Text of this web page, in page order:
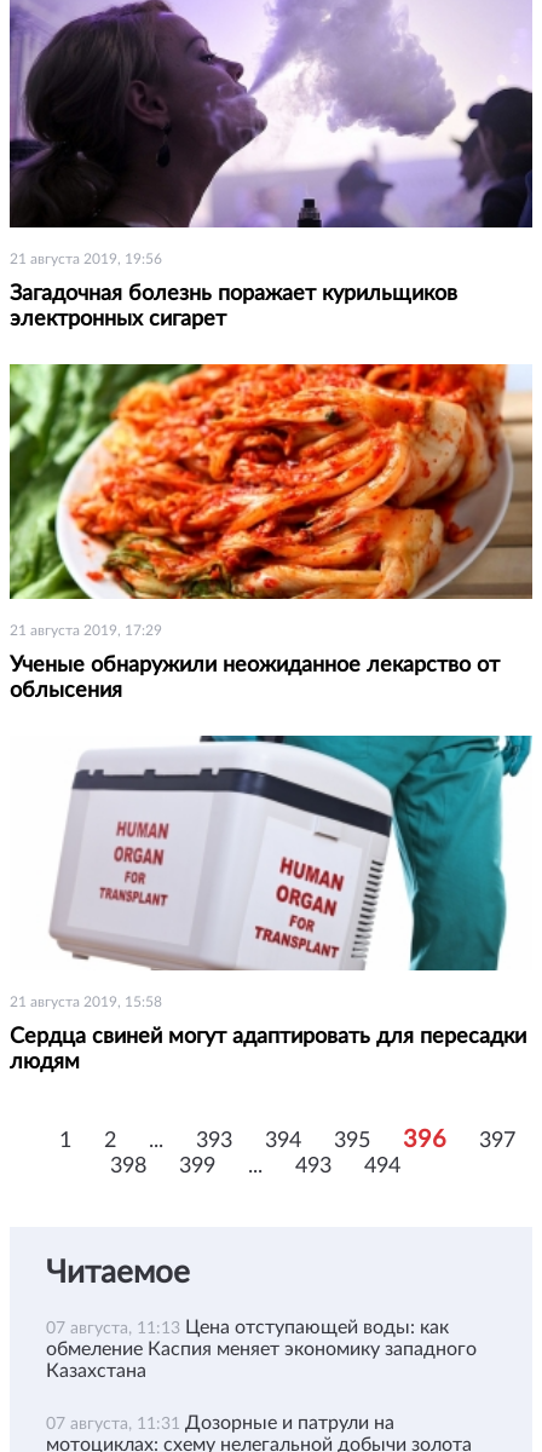
21 августа 2019, 19:56
Загадочная болезнь поражает курильщиков
электронных сигарет
21 августа 2019, 17:29
Ученые обнаружили неожиданное лекарство от
облысения
21 августа 2019, 15:58
Сердца свиней могут адаптировать для пересадки
людям
1 2 ... 393 394 395 396
397
398
399 ... 493 494
Читаемое
07 августа, 11:13 Цена отступающей воды: как
обмеление Каспия меняет экономику западного
Казахстана
07 августа, 11:31 Дозорные и патрули на
мотоциклах: схему нелегальной добычи золота